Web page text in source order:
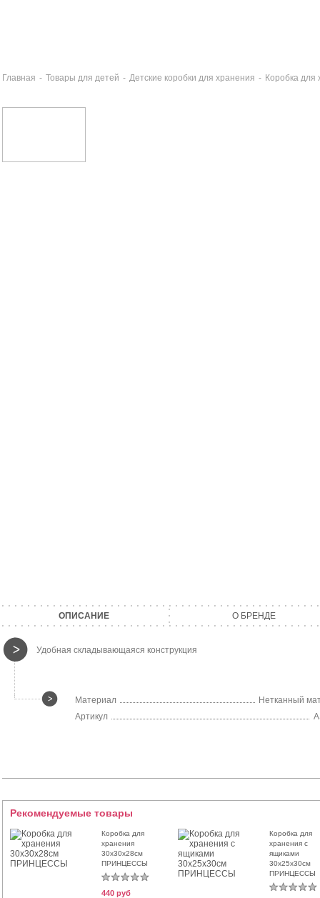
Главная - Товары для детей - Детские коробки для хранения - Коробка
ОПИСАНИЕ О БРЕНДЕ
Удобная складывающаяся конструкция
Материал
Нетканный
Артикул
Рекомендуемые товары
Коробка для
хранения
30х30х28см
ПРИНЦЕССЫ
440 руб
Коробка для
хранения с
ящиками
30х25х30см
ПРИНЦЕССЫ